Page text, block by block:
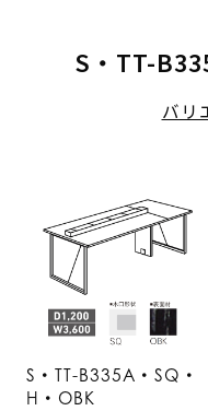
S・TT-
バリ
S・TT-B335A・SQ・
H・OBK